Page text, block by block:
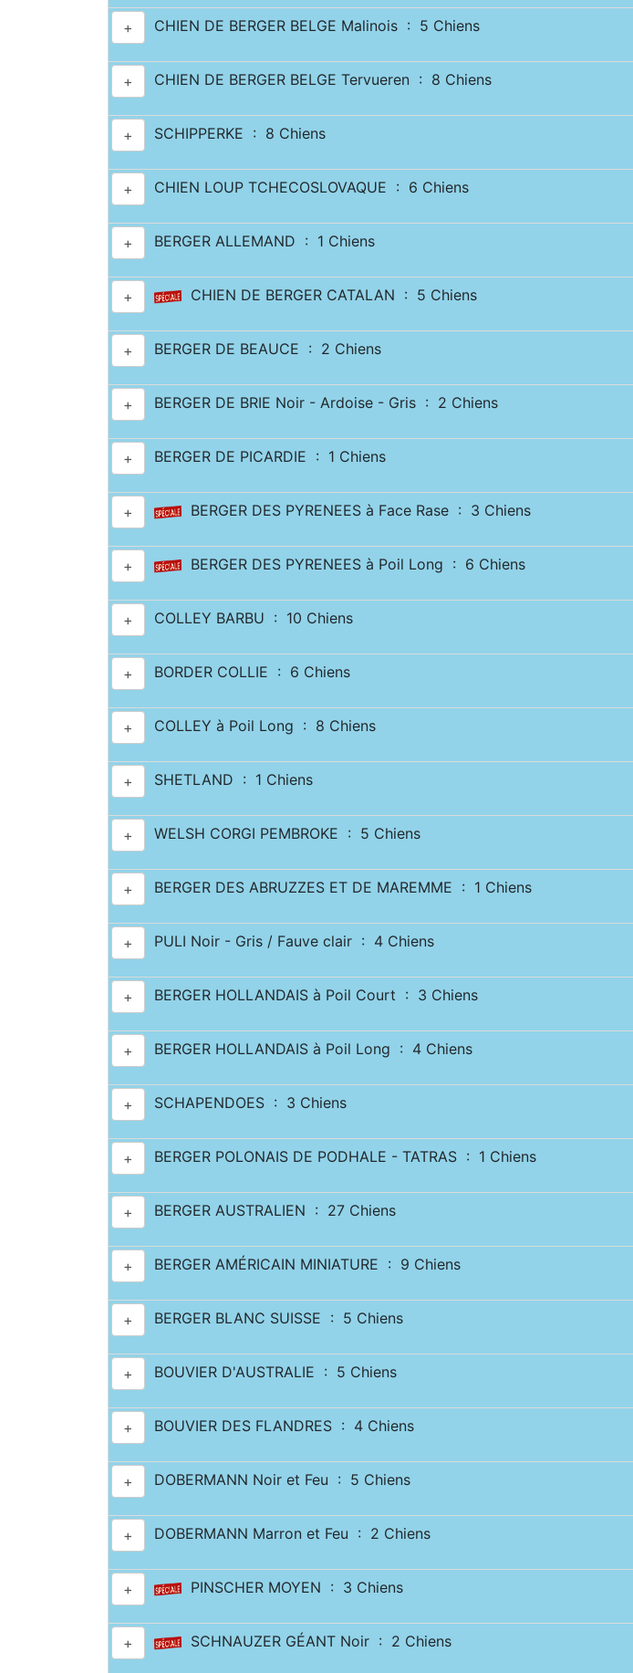
+ CHIEN DE BERGER BELGE Malinois : 5 Chiens
+ CHIEN DE BERGER BELGE Tervueren : 8 Chiens
+ SCHIPPERKE : 8 Chiens
+ CHIEN LOUP TCHECOSLOVAQUE : 6 Chiens
+ BERGER ALLEMAND : 1 Chiens
+ CHIEN DE BERGER CATALAN : 5 Chiens
+ BERGER DE BEAUCE : 2 Chiens
+ BERGER DE BRIE Noir - Ardoise - Gris : 2 Chiens
+ BERGER DE PICARDIE : 1 Chiens
+ BERGER DES PYRENEES à Face Rase : 3 Chiens
+ BERGER DES PYRENEES à Poil Long : 6 Chiens
+ COLLEY BARBU : 10 Chiens
+ BORDER COLLIE : 6 Chiens
+ COLLEY à Poil Long : 8 Chiens
+ SHETLAND : 1 Chiens
+ WELSH CORGI PEMBROKE : 5 Chiens
+ BERGER DES ABRUZZES ET DE MAREMME : 1 Chiens
+ PULI Noir - Gris / Fauve clair : 4 Chiens
+ BERGER HOLLANDAIS à Poil Court : 3 Chiens
+ BERGER HOLLANDAIS à Poil Long : 4 Chiens
+ SCHAPENDOES : 3 Chiens
+ BERGER POLONAIS DE PODHALE - TATRAS : 1 Chiens
+ BERGER AUSTRALIEN : 27 Chiens
+ BERGER AMÉRICAIN MINIATURE : 9 Chiens
+ BERGER BLANC SUISSE : 5 Chiens
+ BOUVIER D'AUSTRALIE : 5 Chiens
+ BOUVIER DES FLANDRES : 4 Chiens
+ DOBERMANN Noir et Feu : 5 Chiens
+ DOBERMANN Marron et Feu : 2 Chiens
+ PINSCHER MOYEN : 3 Chiens
+ SCHNAUZER GÉANT Noir : 2 Chiens